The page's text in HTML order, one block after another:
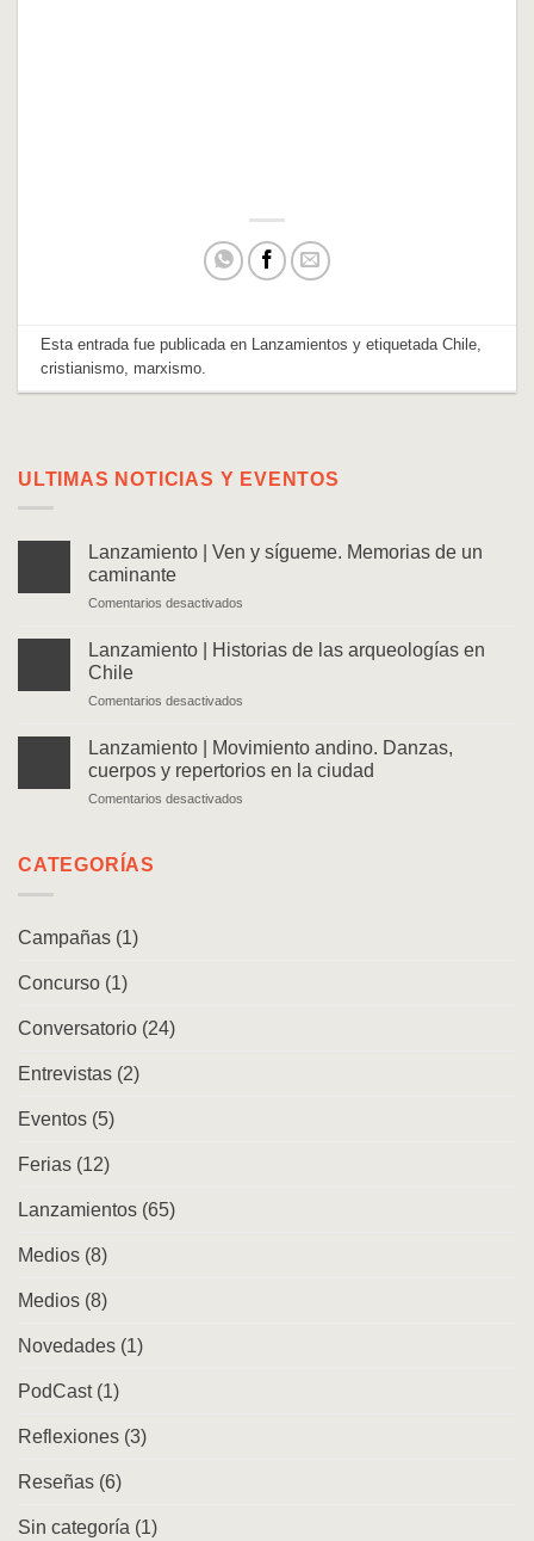
ULTIMAS NOTICIAS Y EVENTOS
Lanzamiento | Ven y sígueme. Memorias de un
caminante
Comentarios desactivados
|
de
un
Lanzamiento | Historias de las arqueologías en
Chile
Comentarios desactivados
Historias
de
Lanzamiento | Movimiento andino. Danzas,
cuerpos y repertorios en la ciudad
Comentarios desactivados
CATEGORÍAS
Campañas (1)
Concurso (1)
Conversatorio (24)
Entrevistas (2)
Eventos (5)
Ferias (12)
Lanzamientos (65)
Medios (8)
Medios (8)
Novedades (1)
PodCast(1)
Reflexiones (3)
Reseñas (6)
Sin categoría (1)
Esta entrada fue publicada en Lanzamientos y etiquetadaChile,
cristianismo, marxismo.